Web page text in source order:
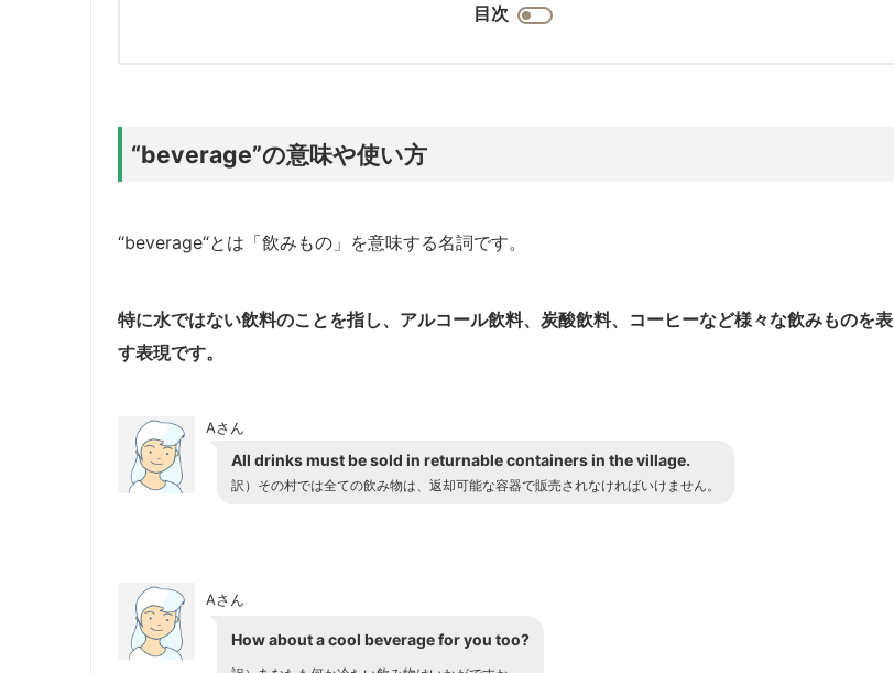
目次
“beverage”の意味や使い方
“beverage“とは「飲みもの」を意味する名詞です。
特に水ではない飲料のことを指し、アルコール飲料、炭酸飲料、コーヒーなど様々な飲みものを表
す表現です。
Aさん
All drinks must be sold in returnable containers in the village.
訳） その村では全ての飲み物は、返却可能な容器で販売されなければいけません。
Aさん
How about a cool beverage for you too?